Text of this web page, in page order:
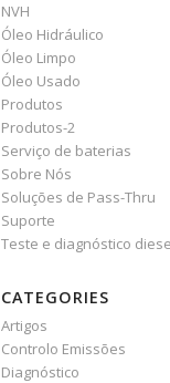
NVH
Óleo Hidráulico
Óleo Limpo
Óleo Usado
Produtos
Produtos-2
Serviço de baterias
Sobre Nós
Soluções de Pass-Thru
Suporte
Teste e diagnóstico
CATEGORIES
Artigos
Controlo Emissões
Diagnóstico